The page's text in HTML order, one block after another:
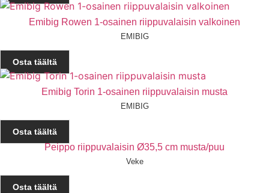
Emibig Rowen 1-osainen riippuvalaisin valkoinen
EMIBIG
Osta täältä
Emibig Torin 1-osainen riippuvalaisin musta
EMIBIG
Osta täältä
Peippo riippuvalaisin Ø35,5 cm musta/puu
Veke
Osta täältä